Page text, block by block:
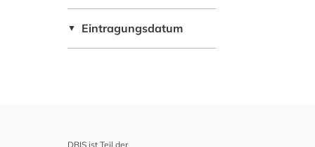
Philosophie (0)
Physik (0)
▼ Eintragungsdatum
DBIS ist Teil der